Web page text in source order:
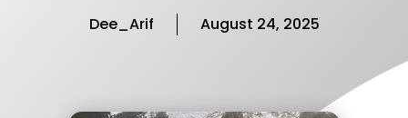
Dee_Arif August 24, 2025